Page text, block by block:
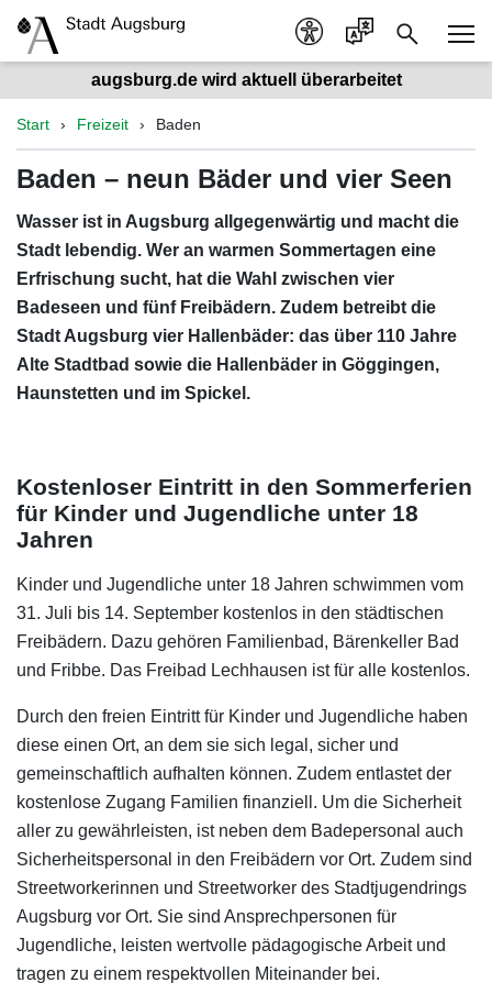
augsburg.de wird aktuell überarbeitet
Start Freizeit Baden
Baden – neun Bäder und vier Seen
Wasser ist in Augsburg allgegenwärtig und macht die
Stadt lebendig. Wer an warmen Sommertagen eine
Erfrischung sucht, hat die Wahl zwischen vier
Badeseen und fünf Freibädern. Zudem betreibt die
Stadt Augsburg vier Hallenbäder: das über 110 Jahre
Alte Stadtbad sowie die Hallenbäder in Göggingen,
Haunstetten und im Spickel.
Kostenloser Eintritt in den Sommerferien
für Kinder und Jugendliche unter 18
Jahren
Kinder und Jugendliche unter 18 Jahren schwimmen vom
31. Juli bis 14. September kostenlos in den städtischen
Freibädern. Dazu gehören Familienbad, Bärenkeller Bad
und Fribbe. Das Freibad Lechhausen ist für alle kostenlos.
Durch den freien Eintritt für Kinder und Jugendliche haben
diese einen Ort, an dem sie sich legal, sicher und
gemeinschaftlich aufhalten können. Zudem entlastet der
kostenlose Zugang Familien finanziell. Um die Sicherheit
aller zu gewährleisten, ist neben dem Badepersonal auch
Sicherheitspersonal in den Freibädern vor Ort. Zudem sind
Streetworkerinnen und Streetworker des Stadtjugendrings
Augsburg vor Ort. Sie sind Ansprechpersonen für
Jugendliche, leisten wertvolle pädagogische Arbeit und
tragen zu einem respektvollen Miteinander bei.